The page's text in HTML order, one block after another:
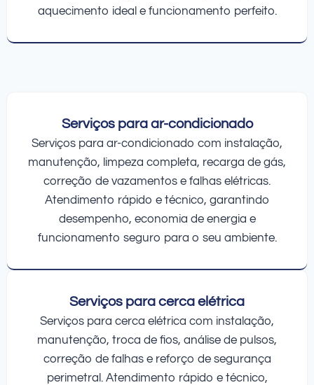
aquecimento ideal e funcionamento perfeito.
Serviços para ar-condicionado
Serviços para ar-condicionado com instalação,
manutenção, limpeza completa, recarga de gás,
correção de vazamentos e falhas elétricas.
Atendimento rápido e técnico, garantindo
desempenho, economia de energia e
funcionamento seguro para o seu ambiente.
Serviços para cerca elétrica
Serviços para cerca elétrica com instalação,
manutenção, troca de fios, análise de pulsos,
correção de falhas e reforço de segurança
perimetral. Atendimento rápido e técnico,